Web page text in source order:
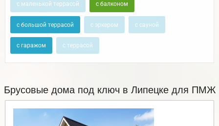
с маленькой террасой с балконом
с большой террасой с эркером с сауной
с гаражом с террасой
Брусовые дома под ключ в Липецке для ПМЖ